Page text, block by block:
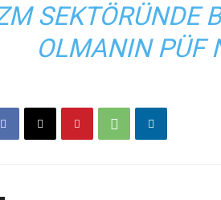
SEKTÖRÜNDE
OLMANIN PÜF